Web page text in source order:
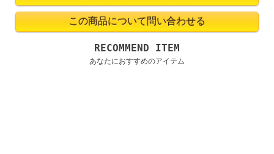
RECOMMEND ITEM
あなたにおすすめのアイテム